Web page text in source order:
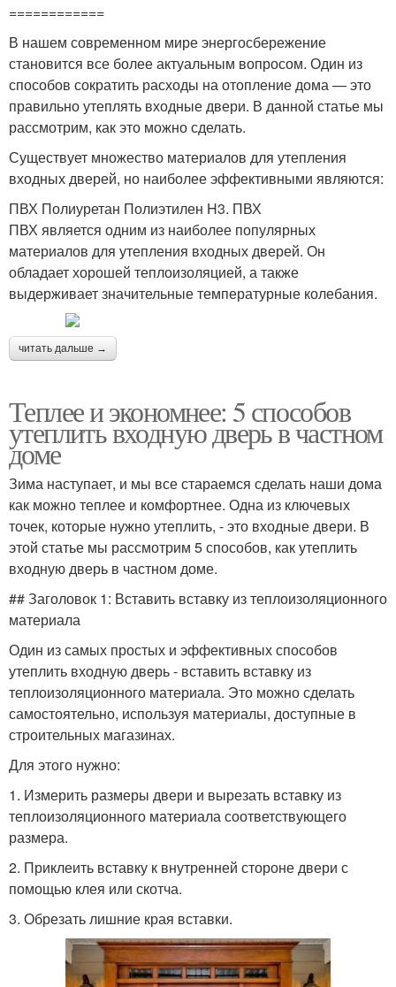
============
В нашем современном мире энергосбережение
становится все более актуальным вопросом. Один из
способов сократить расходы на отопление дома — это
правильно утеплять входные двери. В данной статье мы
рассмотрим, как это можно сделать.
Существует множество материалов для утепления
входных дверей, но наиболее эффективными являются:
ПВХ Полиуретан Полиэтилен H3. ПВХ
ПВХ является одним из наиболее популярных
материалов для утепления входных дверей. Он
обладает хорошей теплоизоляцией, а также
выдерживает значительные температурные колебания.
читать дальше →
Теплее и экономнее: 5 способов
утеплить входную дверь в частном
доме
Зима наступает, и мы все стараемся сделать наши дома
как можно теплее и комфортнее. Одна из ключевых
точек, которые нужно утеплить, - это входные двери. В
этой статье мы рассмотрим 5 способов, как утеплить
входную дверь в частном доме.
## Заголовок 1: Вставить вставку из теплоизоляционного
материала
Один из самых простых и эффективных способов
утеплить входную дверь - вставить вставку из
теплоизоляционного материала. Это можно сделать
самостоятельно, используя материалы, доступные в
строительных магазинах.
Для этого нужно:
1. Измерить размеры двери и вырезать вставку из
теплоизоляционного материала соответствующего
размера.
2. Приклеить вставку к внутренней стороне двери с
помощью клея или скотча.
3. Обрезать лишние края вставки.